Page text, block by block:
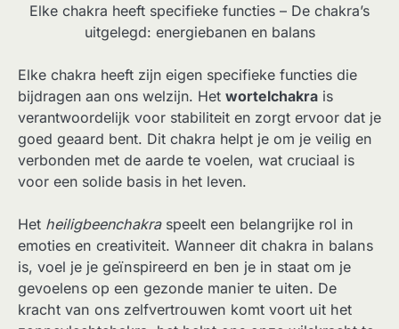
Elke chakra heeft specifieke functies – De chakra’s
uitgelegd: energiebanen en balans
Elke chakra heeft zijn eigen specifieke functies die
bijdragen aan ons welzijn. Het wortelchakra is
verantwoordelijk voor stabiliteit en zorgt ervoor dat je
goed geaard bent. Dit chakra helpt je om je veilig en
verbonden met de aarde te voelen, wat cruciaal is
voor een solide basis in het leven.
Het heiligbeenchakraspeelt een belangrijke rol in
emoties en creativiteit. Wanneer dit chakra in balans
is, voel je je geïnspireerd en ben je in staat om je
gevoelens op een gezonde manier te uiten. De
kracht van ons zelfvertrouwen komt voort uit het